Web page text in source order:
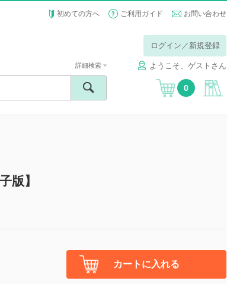
初めての方へ ご利用ガイド お問い合わせ
ログイン／新規登録
ようこそ、ゲストさん
詳細検索
0
版】
カートに入れる